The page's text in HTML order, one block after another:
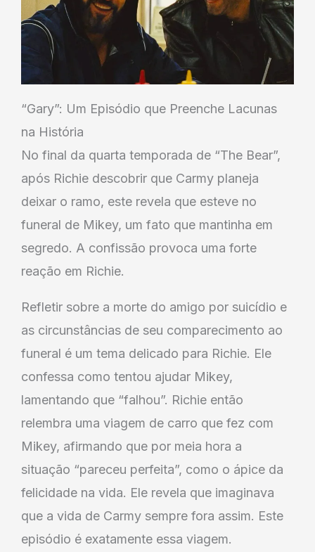
“Gary”: Um Episódio que Preenche Lacunas
na História
No final da quarta temporada de “The Bear”,
após Richie descobrir que Carmy planeja
deixar o ramo, este revela que esteve no
funeral de Mikey, um fato que mantinha em
segredo. A confissão provoca uma forte
reação em Richie.
Refletir sobre a morte do amigo por suicídio e
as circunstâncias de seu comparecimento ao
funeral é um tema delicado para Richie. Ele
confessa como tentou ajudar Mikey,
lamentando que “falhou”. Richie então
relembra uma viagem de carro que fez com
Mikey, afirmando que por meia hora a
situação “pareceu perfeita”, como o ápice da
felicidade na vida. Ele revela que imaginava
que a vida de Carmy sempre fora assim. Este
episódio é exatamente essa viagem.